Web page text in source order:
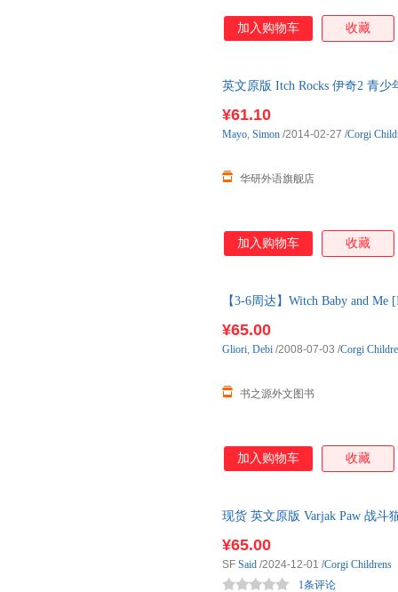
加入购物车 收藏
英文原版 Itch Rocks 伊奇2 青
¥61.10
华研外语旗舰店
Mayo, Simon /2014-02-27 /Corgi
加入购物车 收藏
【3-6周达】Witch Baby and
¥65.00
书之源外文图书
Gliori, Debi /2008-07-03 /Corgi
加入购物车 收藏
现货 英文原版 Varjak Paw 战斗
¥65.00
1条评论
SF Said /2024-12-01 /Corgi Childrens